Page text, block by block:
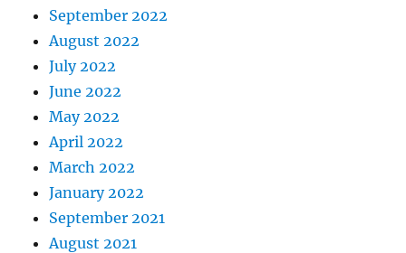
September 2022
August 2022
July 2022
June 2022
May 2022
April 2022
March 2022
January 2022
September 2021
August 2021